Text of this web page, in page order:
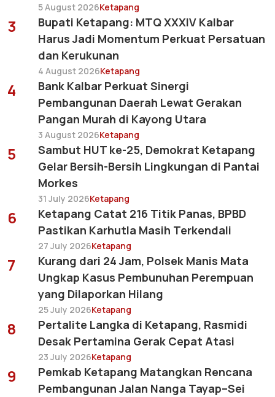
5 August 2026Ketapang
3
Bupati Ketapang: MTQ XXXIV Kalbar
Harus Jadi Momentum Perkuat Persatuan
dan Kerukunan
4 August 2026Ketapang
4
Bank Kalbar Perkuat Sinergi
Pembangunan Daerah Lewat Gerakan
Pangan Murah di Kayong Utara
3 August 2026Ketapang
5
Sambut HUT ke-25, Demokrat Ketapang
Gelar Bersih-Bersih Lingkungan di Pantai
Morkes
31 July 2026Ketapang
6
Ketapang Catat 216 Titik Panas, BPBD
Pastikan Karhutla Masih Terkendali
27 July 2026Ketapang
7
Kurang dari 24 Jam, Polsek Manis Mata
Ungkap Kasus Pembunuhan Perempuan
yang Dilaporkan Hilang
25 July 2026Ketapang
8
Pertalite Langka di Ketapang, Rasmidi
Desak Pertamina Gerak Cepat Atasi
23 July 2026Ketapang
9
Pemkab Ketapang Matangkan Rencana
Pembangunan Jalan Nanga Tayap–Sei